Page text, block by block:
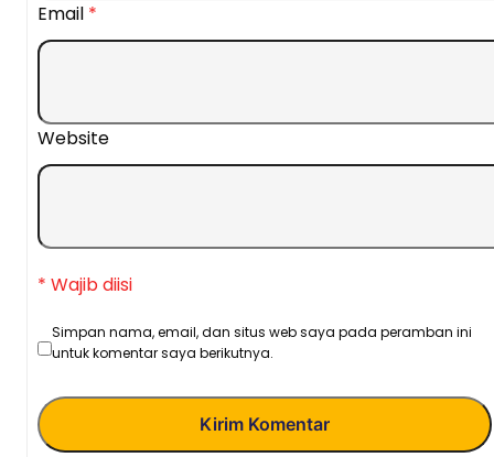
Email *
Website
* Wajib diisi
Simpan nama, email, dan situs web saya pada peramban ini
untuk komentar saya berikutnya.
Kirim Komentar